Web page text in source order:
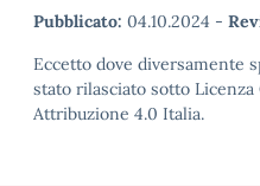
Pubblicato: 04.10.2024 -
Eccetto dove diversamente
stato rilasciato sotto
Attribuzione 4.0 Italia.